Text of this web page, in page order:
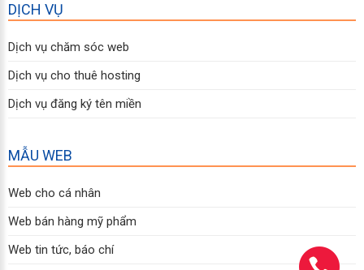
DỊCH VỤ
Dịch vụ chăm sóc web
Dịch vụ cho thuê hosting
Dịch vụ đăng ký tên miền
MẪU WEB
Web cho cá nhân
Web bán hàng mỹ phẩm
Web tin tức, báo chí